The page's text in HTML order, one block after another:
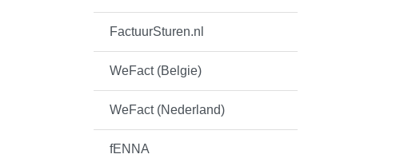
FactuurSturen.nl
WeFact (Belgie)
WeFact (Nederland)
fENNA